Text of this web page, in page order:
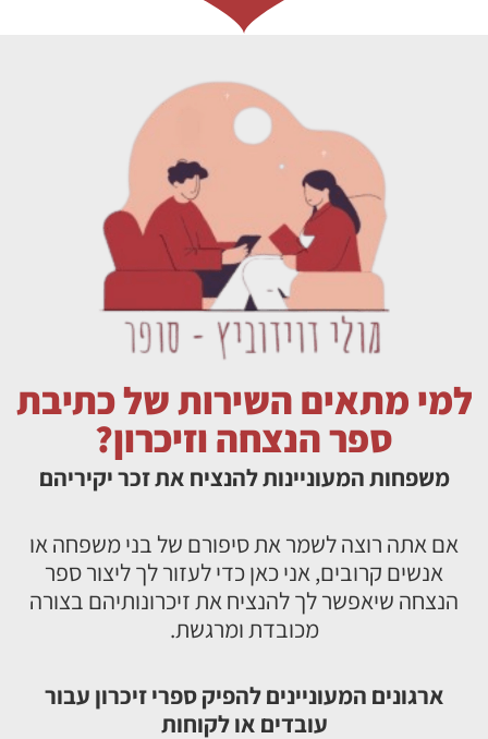
למי מתאים השירות של כתיבת
ספר הנצחה וזיכרון?
משפחות המעוניינות להנציח את זכר יקיריהם
אם אתה רוצה לשמר את סיפורם של בני משפחה או
אנשים קרובים, אני כאן כדי לעזור לך ליצור ספר
הנצחה שיאפשר לך להנציח את זיכרונותיהם בצורה
מכובדת ומרגשת.
ארגונים המעוניינים להפיק ספרי זיכרון עבור
עובדים או לקוחות